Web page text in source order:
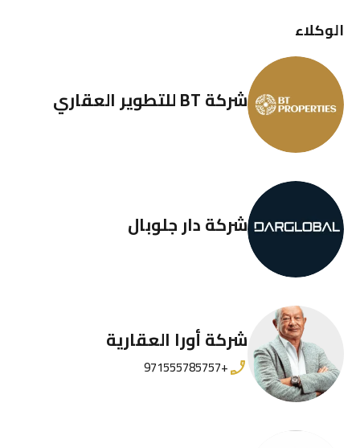
الوكلاء
شركة BT للتطوير العقاري
شركة دار جلوبال
شركة أورا العقارية
+971555785757